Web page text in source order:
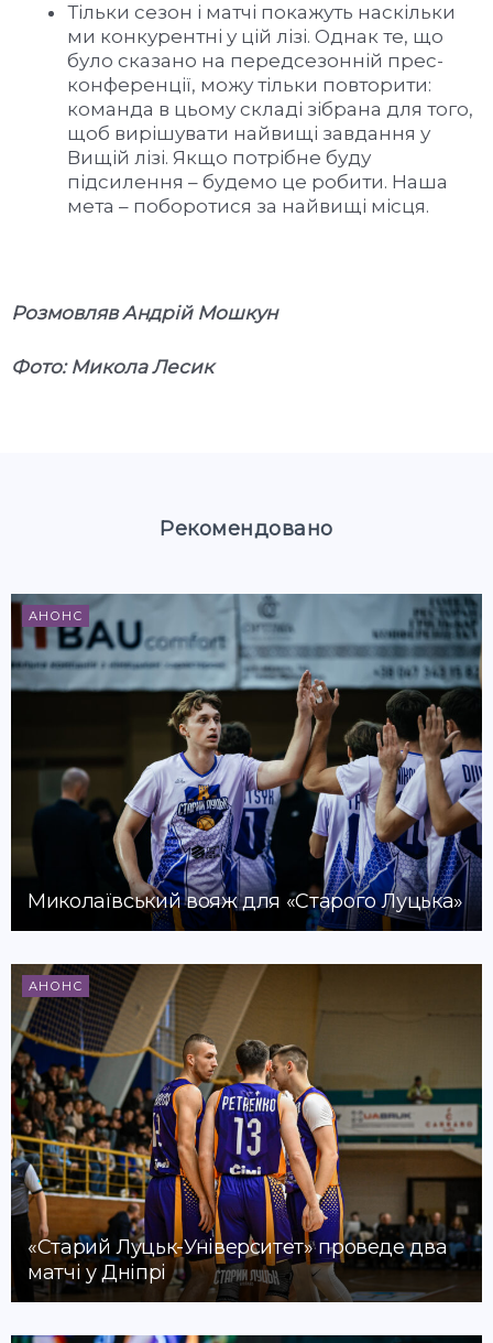
Тільки сезон і матчі покажуть наскільки
ми конкурентні у цій лізі. Однак те, що
було сказано на передсезонній прес-
конференції, можу тільки повторити:
команда в цьому складі зібрана для того,
щоб вирішувати найвищі завдання у
Вищій лізі. Якщо потрібне буду
підсилення – будемо це робити. Наша
мета – поборотися за найвищі місця.
Розмовляв Андрій Мошкун
Фото: Микола Лесик
Рекомендовано
АНОНС
Миколаївський вояж для «Старого Луцька»
АНОНС
«Старий Луцьк-Університет» проведе два
матчі у Дніпрі